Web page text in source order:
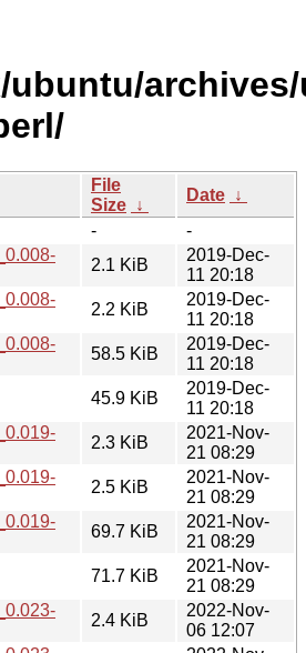
ubuntu/
File
Size ↓
Date ↓
-
-
2.1 KiB
2019-Dec-
11 20:18
2.2 KiB
2019-Dec-
11 20:18
58.5 KiB
2019-Dec-
11 20:18
45.9 KiB
2019-Dec-
11 20:18
2.3 KiB
2021-Nov-
21 08:29
2.5 KiB
2021-Nov-
21 08:29
69.7 KiB
2021-Nov-
21 08:29
71.7 KiB
2021-Nov-
21 08:29
2.4 KiB
2022-Nov-
06 12:07